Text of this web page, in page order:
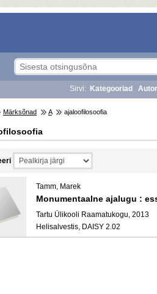
Sirvi: Kategooriad
Märksõnad A ajaloofilosoofia
Tamm, Marek
Monumentaalne ajalugu :
Tartu Ülikooli Raamatukogu, 2013
Helisalvestis, DAISY 2.02